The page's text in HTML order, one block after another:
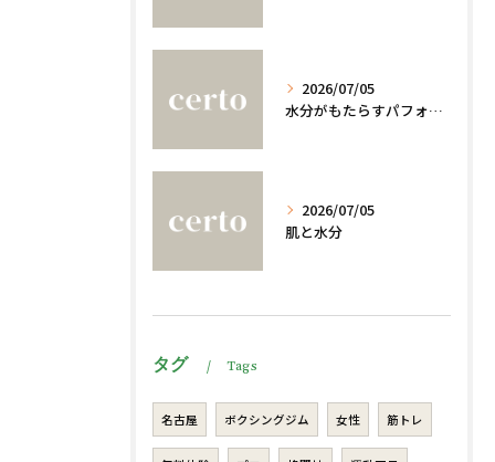
2026/07/05
水分がもたらすパフォーマンスへの影響
2026/07/05
肌と水分
タグ Tags
名古屋 ボクシングジム 女性 筋トレ